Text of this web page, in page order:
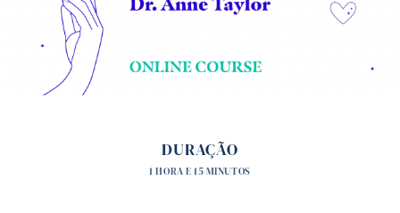
DURAÇÃO
1 HORA E 15 MINUTOS